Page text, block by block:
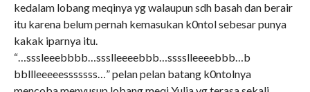
kedalam lobang meqinya yg walaupun sdh basah dan berair
itu karena belum pernah kemasukan k0ntol sebesar punya
kakak iparnya itu.
“…sssleeebbbb…ssslleeeebbb…sssslleeeebbb…b
bbllleeeeesssssss…” pelan pelan batang k0ntolnya